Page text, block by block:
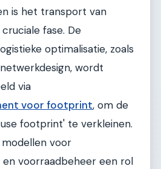
is het transport van
fase. De
optimalisatie, zoals
wordt
via
voor footprint, om de
footprint' te verkleinen.
voor
voorraadbeheer een rol